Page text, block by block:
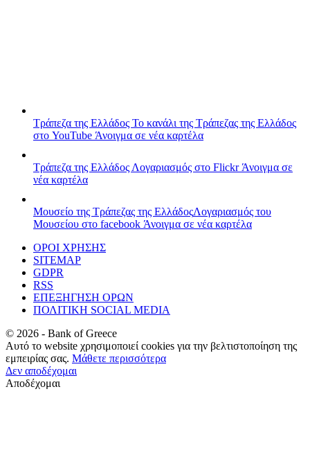
Τράπεζα της Ελλάδος Το κανάλι της Τράπεζας της Ελλάδος
στο YouTube Άνοιγμα σε νέα καρτέλα
Τράπεζα της Ελλάδος Λογαριασμός στο FlickrΆνοιγμα σε
νέα καρτέλα
Μουσείο της Τράπεζας της ΕλλάδοςΛογαριασμός του
Μουσείου στο facebook Άνοιγμα σε νέα καρτέλα
ΟΡΟΙ ΧΡΗΣΗΣ
SITEMAP
GDPR
RSS
ΕΠΕΞΗΓΗΣΗ ΟΡΩΝ
ΠΟΛΙΤΙΚΗ SOCIAL MEDIA
© 2026 - Bank of Greece
Αυτό το website χρησιμοποιεί cookies για την βελτιστοποίηση της
εμπειρίας σας. Μάθετε περισσότερα
Δεν αποδέχομαι
Αποδέχομαι